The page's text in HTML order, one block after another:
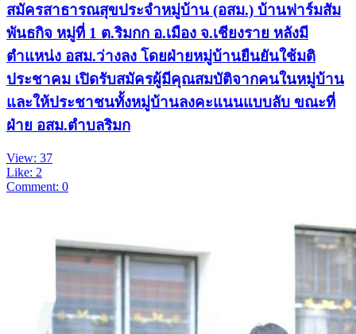
สมัครสาธารณสุขประจำหมู่บ้าน (อสม.) บ้านฟาร์มสัม
พันธกิจ หมู่ที่ 1 ต.ริมกก อ.เมือง จ.เชียงราย หลังมี
ตำแหน่ง อสม.ว่างลง โดยฝ่ายหมู่บ้านยืนยันใช้มติ
ประชาคม เปิดรับสมัครผู้มีคุณสมบัติจากคนในหมู่บ้าน
และให้ประชาชนทั้งหมู่บ้านลงคะแนนแบบลับ ขณะที่
ฝ่าย อสม.ตำบลริมก
View: 37
Like: 2
Comment: 0